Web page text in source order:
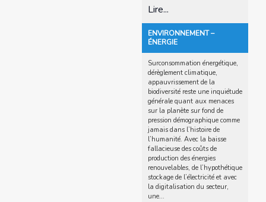
Lire...
ENVIRONNEMENT –
ÉNERGIE
Surconsommation énergétique,
dérèglement climatique,
appauvrissement de la
biodiversité reste une inquiétude
générale quant aux menaces
sur la planète sur fond de
pression démographique comme
jamais dans l’histoire de
l’humanité. Avec la baisse
fallacieuse des coûts de
production des énergies
renouvelables, de l’hypothétique
stockage de l’électricité et avec
la digitalisation du secteur,
une...